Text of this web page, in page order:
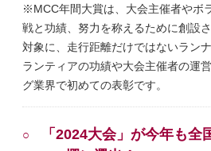
MCC年間大賞は、大会主催者やボ
戦と功績、努力を称えるために創設
対象に、走行距離だけではないラン
ランティアの功績や大会主催者の運
グ業界で初めての表彰です。
「2024大会」が今年も